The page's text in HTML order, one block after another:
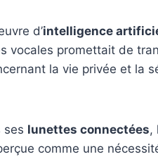
d’intelligence
vocales promettait de
la vie privée et
ses lunettes connectées,
comme une